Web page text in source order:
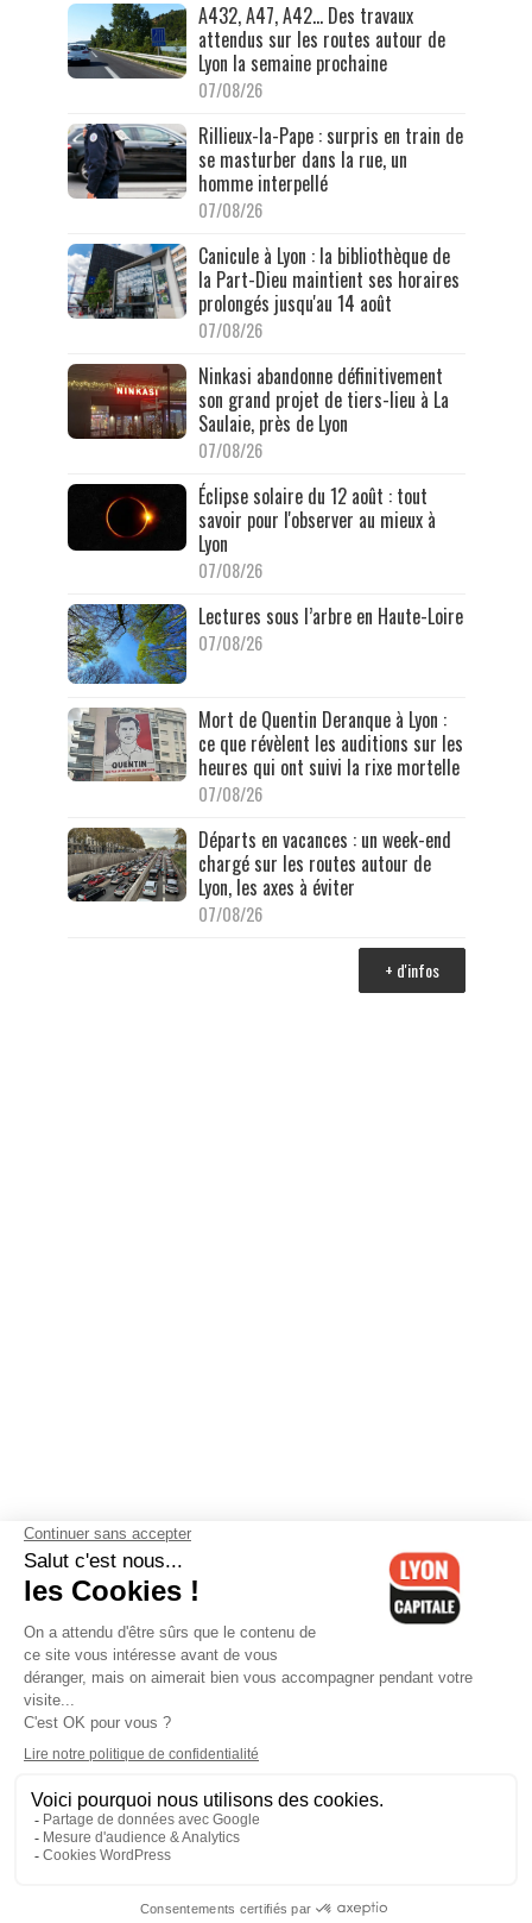
A432, A47, A42… Des travaux
attendus sur les routes autour de
Lyon la semaine prochaine
07/08/26
Rillieux-la-Pape : surpris en train de
se masturber dans la rue, un
homme interpellé
07/08/26
Canicule à Lyon : la bibliothèque de
la Part-Dieu maintient ses horaires
prolongés jusqu'au 14 août
07/08/26
Ninkasi abandonne définitivement
son grand projet de tiers-lieu à La
Saulaie, près de Lyon
07/08/26
Éclipse solaire du 12 août : tout
savoir pour l'observer au mieux à
Lyon
07/08/26
Lectures sous l’arbre en Haute-Loire
07/08/26
Mort de Quentin Deranque à Lyon :
ce que révèlent les auditions sur les
heures qui ont suivi la rixe mortelle
07/08/26
Départs en vacances : un week-end
chargé sur les routes autour de
Lyon, les axes à éviter
07/08/26
+ d'infos
Contactez-nous-Mentions légales-CGV-Politique de
confidentialité-Gestion des cookies